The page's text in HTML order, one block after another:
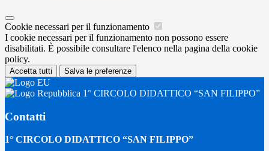
Cookie necessari per il funzionamento
I cookie necessari per il funzionamento non possono essere
disabilitati. È possibile consultare l'elenco nella pagina della cookie
policy.
Accetta tutti Salva le preferenze
1° CIRCOLO DIDATTICO “SAN FILIPPO”
Contatti
1° CIRCOLO DIDATTICO “SAN FILIPPO”